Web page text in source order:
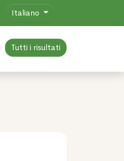
Italiano
Tutti i risultati